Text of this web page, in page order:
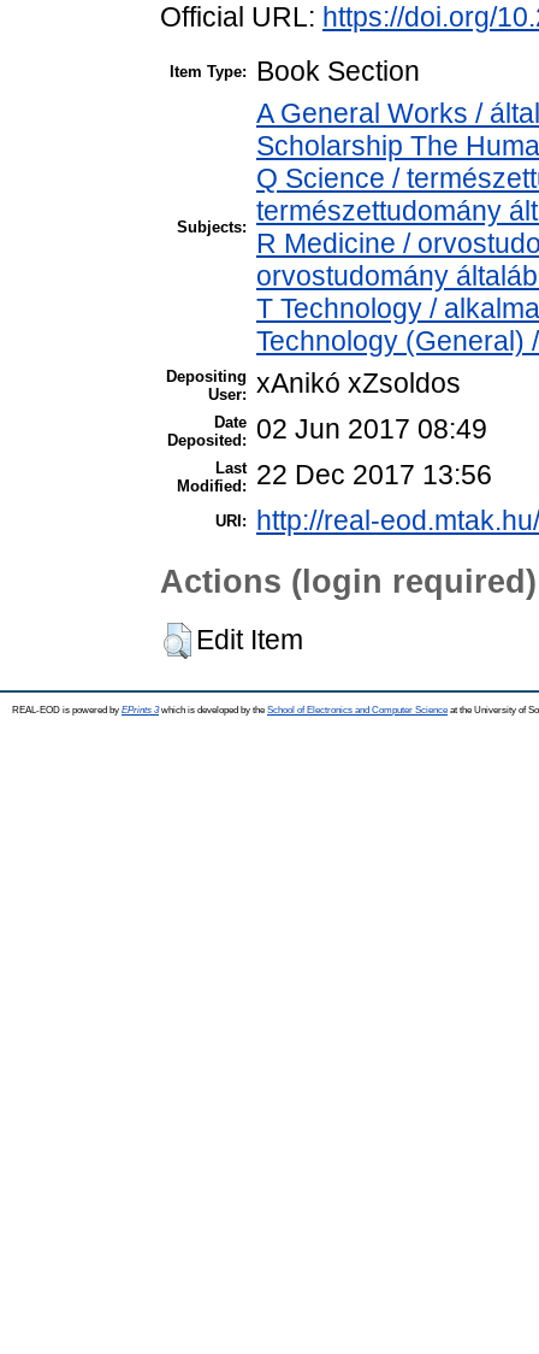
Official URL: https://doi.org/
Item Type: Book Section
Subjects:
A General Works /
Scholarship The
Q Science /
természettudomány
R Medicine /
orvostudomány
T Technology /
Technology (General)
Depositing
User: xAnikó xZsoldos
Date
Deposited:
02 Jun 2017 08:49
Last
Modified:
22 Dec 2017 13:56
URI: http://real-
Actions (login required)
Edit Item
REAL-EOD is powered by EPrints 3which is developed by the School of Electronics and Computer Science at the University of